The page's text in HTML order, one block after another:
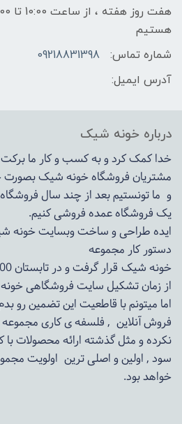
هستیم
شماره تماس:
09218831398
آدرس ایمیل:
درباره خونه شیک
خدا کمک کرد و به کسب و کار ما برکت
مشتریان فروشگاه خونه شیک بصورت
و ما تونستیم بعد از چند سال فروشگاه
یک فروشگاه عمده فروشی کنیم.
دستور کار مجموعه
خونه شیک قرار گرفت و در تابستان 1400 به مرحله اجرا رسید.
از زمان تشکیل سایت فروشگاهی
اما میتونم با قاطعیت این تضمین رو
فروش آنلاین , فلسفه ی کاری مجموعه
نکرده و مثل گذشته ارائه محصولات با
سود , اولین و اصلی ترین اولویت
خواهد بود.